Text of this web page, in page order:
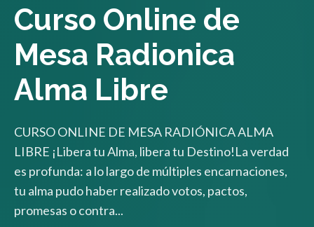
Curso Online de
Mesa Radionica
Alma Libre
CURSO ONLINE DE MESA RADIÓNICA ALMA
LIBRE ¡Libera tu Alma, libera tu Destino!La verdad
es profunda: a lo largo de múltiples encarnaciones,
tu alma pudo haber realizado votos, pactos,
promesas o contra...